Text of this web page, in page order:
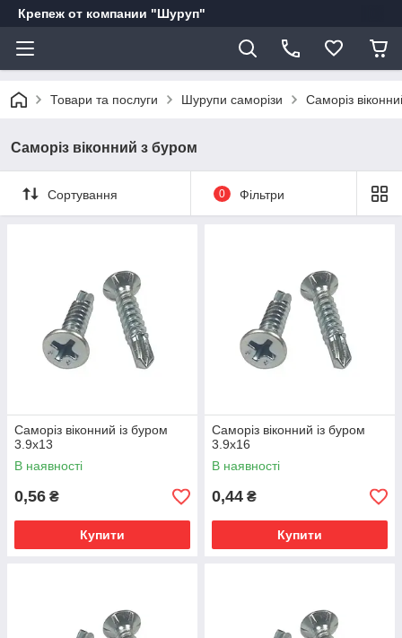
Крепеж от компании "Шуруп"
Товари та послуги Шурупи саморізи Саморіз
Саморіз віконний з буром
Сортування 0 Фільтри
Саморіз віконний із буром
3.9х13
В наявності
0,56 ₴
Купити
Саморіз віконний із буром
3.9х16
В наявності
0,44 ₴
Купити